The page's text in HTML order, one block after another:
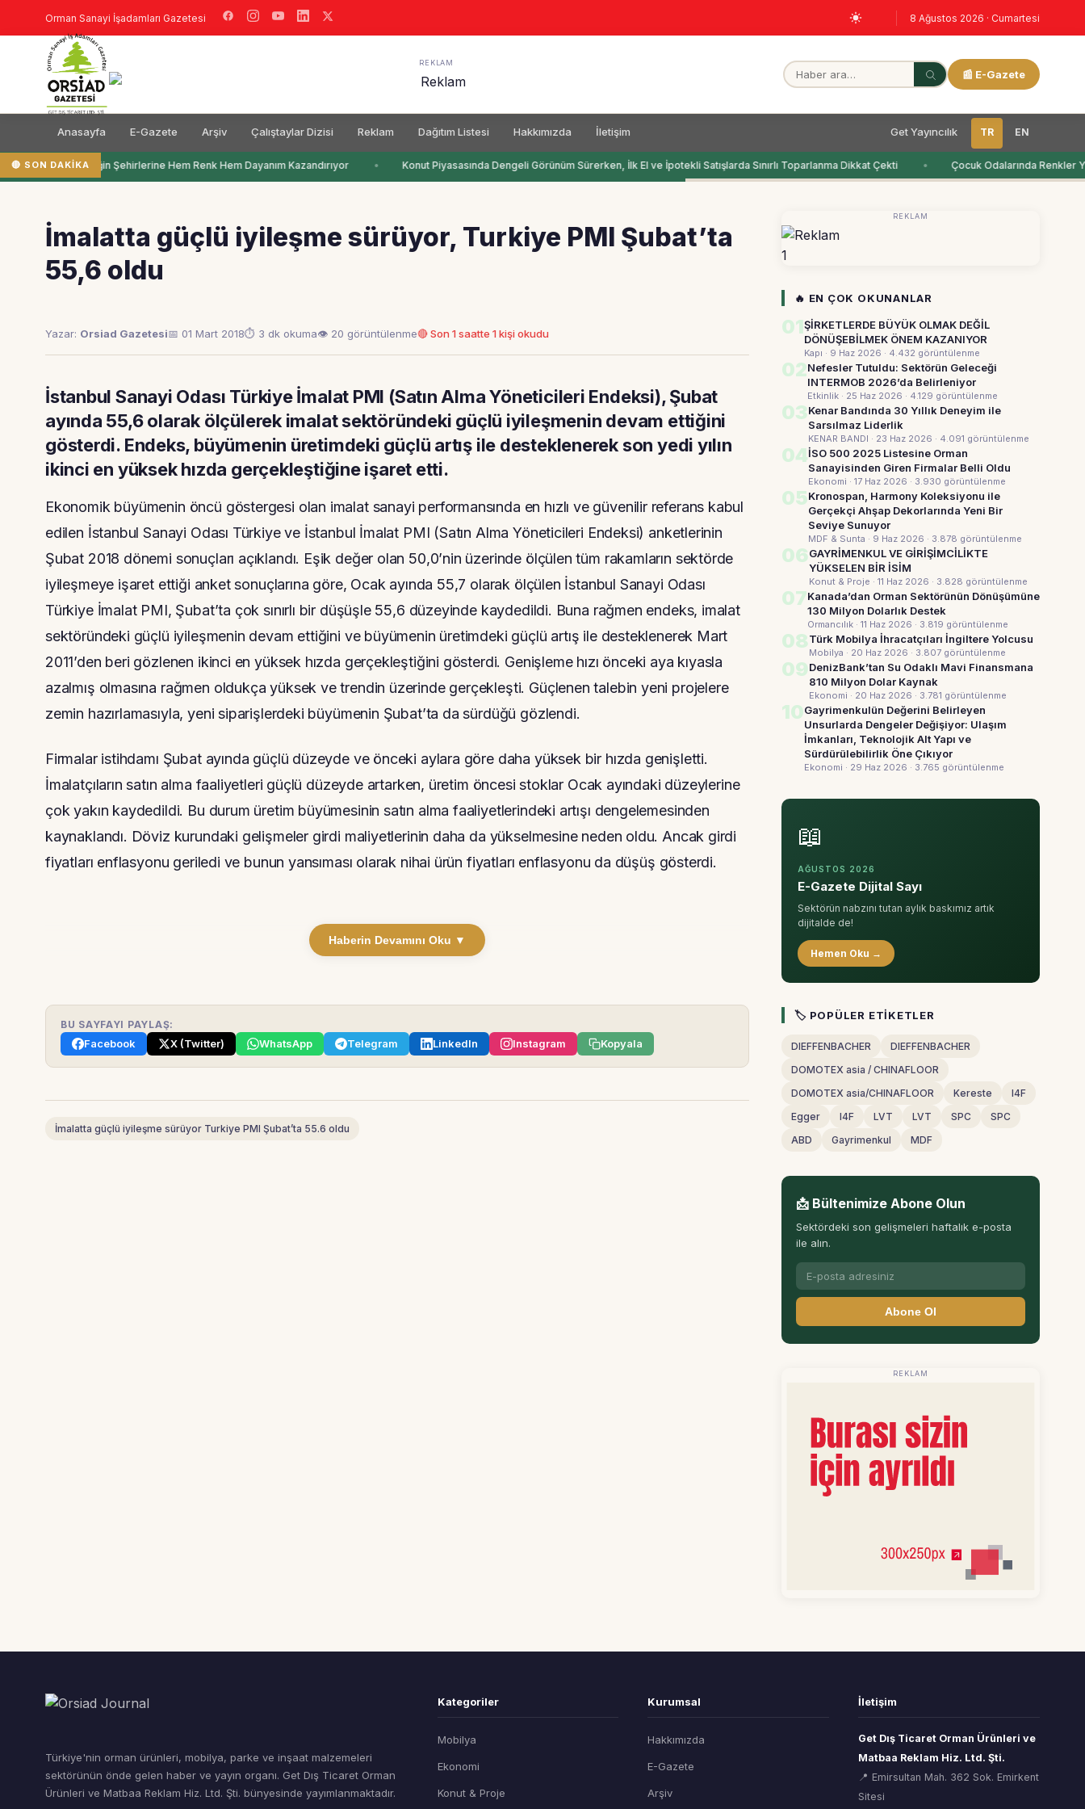
Orman Sanayi İşadamları Gazetesi 8 Ağustos 2026 · Cumartesi
REKLAM
📰 E-Gazete
Anasayfa E-Gazete Arşiv Çalıştaylar Dizisi Reklam Dağıtım Listesi Hakkımızda İletişim Get Yayıncılık TR EN
🔴 SON DAKIKA
Filli Boya Geleceğin Şehirlerine Hem Renk Hem Dayanım Kazandırıyor Konut Piyasasında Dengeli Görünüm Sürerken, İlk El ve İpotekli Satışlarda Sınırlı Toparlanma Dikkat Çekti Çocuk Odalarında Renkler
İmalatta güçlü iyileşme sürüyor, Turkiye PMI Şubat’ta
55,6 oldu
Yazar: Orsiad Gazetesi📅 01 Mart 2018⏱ 3 dk okuma👁 20 görüntülenme🔴 Son 1 saatte 1 kişi okudu
İstanbul Sanayi Odası Türkiye İmalat PMI (Satın Alma Yöneticileri Endeksi), Şubat
ayında 55,6 olarak ölçülerek imalat sektöründeki güçlü iyileşmenin devam ettiğini
gösterdi. Endeks, büyümenin üretimdeki güçlü artış ile desteklenerek son yedi yılın
ikinci en yüksek hızda gerçekleştiğine işaret etti.
Ekonomik büyümenin öncü göstergesi olan imalat sanayi performansında en hızlı ve güvenilir referans kabul
edilen İstanbul Sanayi Odası Türkiye ve İstanbul İmalat PMI (Satın Alma Yöneticileri Endeksi) anketlerinin
Şubat 2018 dönemi sonuçları açıklandı. Eşik değer olan 50,0’nin üzerinde ölçülen tüm rakamların sektörde
iyileşmeye işaret ettiği anket sonuçlarına göre, Ocak ayında 55,7 olarak ölçülen İstanbul Sanayi Odası
Türkiye İmalat PMI, Şubat’ta çok sınırlı bir düşüşle 55,6 düzeyinde kaydedildi. Buna rağmen endeks, imalat
sektöründeki güçlü iyileşmenin devam ettiğini ve büyümenin üretimdeki güçlü artış ile desteklenerek Mart
2011’den beri gözlenen ikinci en yüksek hızda gerçekleştiğini gösterdi. Genişleme hızı önceki aya kıyasla
azalmış olmasına rağmen oldukça yüksek ve trendin üzerinde gerçekleşti. Güçlenen talebin yeni projelere
zemin hazırlamasıyla, yeni siparişlerdeki büyümenin Şubat’ta da sürdüğü gözlendi.
Firmalar istihdamı Şubat ayında güçlü düzeyde ve önceki aylara göre daha yüksek bir hızda genişletti.
İmalatçıların satın alma faaliyetleri güçlü düzeyde artarken, üretim öncesi stoklar Ocak ayındaki düzeylerine
çok yakın kaydedildi. Bu durum üretim büyümesinin satın alma faaliyetlerindeki artışı dengelemesinden
kaynaklandı. Döviz kurundaki gelişmeler girdi maliyetlerinin daha da yükselmesine neden oldu. Ancak girdi
fiyatları enflasyonu geriledi ve bunun yansıması olarak nihai ürün fiyatları enflasyonu da düşüş gösterdi.
Haberin Devamını Oku ▼
BU SAYFAYI PAYLAŞ:
Facebook X (Twitter) WhatsApp Telegram LinkedIn Instagram Kopyala
İmalatta güçlü iyileşme sürüyor Turkiye PMI Şubat’ta 55.6 oldu
REKLAM
1
🔥 EN ÇOK OKUNANLAR
01ŞİRKETLERDE BÜYÜK OLMAK DEĞİL
DÖNÜŞEBİLMEK ÖNEM KAZANIYOR
Kapı · 9 Haz 2026 · 4.432 görüntülenme
02Nefesler Tutuldu: Sektörün Geleceği
INTERMOB 2026’da Belirleniyor
Etkinlik · 25 Haz 2026 · 4.129 görüntülenme
03Kenar Bandında 30 Yıllık Deneyim ile
Sarsılmaz Liderlik
KENAR BANDI · 23 Haz 2026 · 4.091 görüntülenme
04İSO 500 2025 Listesine Orman
Sanayisinden Giren Firmalar Belli Oldu
Ekonomi · 17 Haz 2026 · 3.930 görüntülenme
05Kronospan, Harmony Koleksiyonu ile
Gerçekçi Ahşap Dekorlarında Yeni Bir
Seviye Sunuyor
MDF & Sunta · 9 Haz 2026 · 3.878 görüntülenme
06GAYRİMENKUL VE GİRİŞİMCİLİKTE
YÜKSELEN BİR İSİM
Konut & Proje · 11 Haz 2026 · 3.828 görüntülenme
07Kanada’dan Orman Sektörünün Dönüşümüne
130 Milyon Dolarlık Destek
Ormancılık · 11 Haz 2026 · 3.819 görüntülenme
08Türk Mobilya İhracatçıları İngiltere Yolcusu
Mobilya · 20 Haz 2026 · 3.807 görüntülenme
09DenizBank’tan Su Odaklı Mavi Finansmana
810 Milyon Dolar Kaynak
Ekonomi · 20 Haz 2026 · 3.781 görüntülenme
10Gayrimenkulün Değerini Belirleyen
Unsurlarda Dengeler Değişiyor: Ulaşım
İmkanları, Teknolojik Alt Yapı ve
Sürdürülebilirlik Öne Çıkıyor
Ekonomi · 29 Haz 2026 · 3.765 görüntülenme
📖
AĞUSTOS 2026
E-Gazete Dijital Sayı
Sektörün nabzını tutan aylık baskımız artık
dijitalde de!
Hemen Oku →
🏷 POPÜLER ETIKETLER
DIEFFENBACHER
DIEFFENBACHER
DOMOTEX asia / CHINAFLOOR
DOMOTEX asia/CHINAFLOOR
Kereste
I4F
Egger
I4F LVT LVT SPC
SPC
ABD
Gayrimenkul MDF
📩 Bültenimize Abone Olun
Sektördeki son gelişmeleri haftalık e-posta
ile alın.
Abone Ol
REKLAM
Türkiye'nin orman ürünleri, mobilya, parke ve inşaat malzemeleri
sektörünün önde gelen haber ve yayın organı. Get Dış Ticaret Orman
Ürünleri ve Matbaa Reklam Hiz. Ltd. Şti. bünyesinde yayımlanmaktadır.
Kategoriler
Mobilya
Ekonomi
Konut & Proje
Kurumsal
Hakkımızda
E-Gazete
Arşiv
İletişim
Get Dış Ticaret Orman Ürünleri ve
Matbaa Reklam Hiz. Ltd. Şti.
📍 Emirsultan Mah. 362 Sok. Emirkent
Sitesi